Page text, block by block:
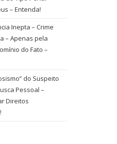
– Entenda!
Inepta – Crime
– Apenas pela
do Fato –
do Suspeito
Pessoal –
Direitos